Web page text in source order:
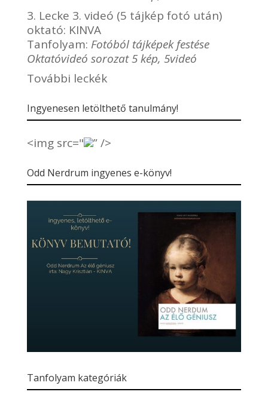
3. Lecke 3. videó (5 tájkép fotó után)
oktató: KINVA
Tanfolyam: Fotóból tájképek festése
Oktatóvideó sorozat 5 kép, 5videó
További leckék
Ingyenesen letölthető tanulmány!
<img src=" ” />
Odd Nerdrum ingyenes e-könyv!
Tanfolyam kategóriák